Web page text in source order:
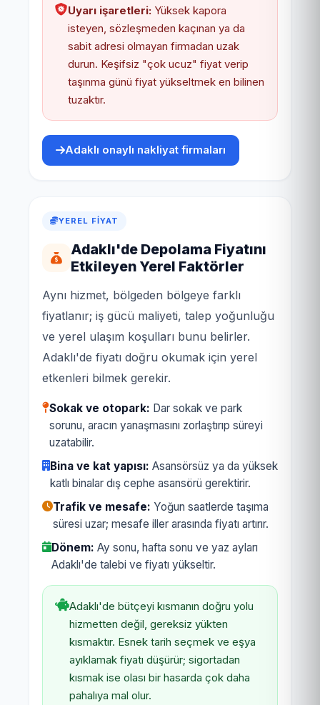
Uyarı işaretleri: Yüksek kapora
isteyen, sözleşmeden kaçınan ya da
sabit adresi olmayan firmadan uzak
durun. Keşifsiz "çok ucuz" fiyat verip
taşınma günü fiyat yükseltmek en bilinen
tuzaktır.
Adaklı onaylı nakliyat firmaları
YEREL FIYAT
Adaklı'de Depolama Fiyatını
Etkileyen Yerel Faktörler
Aynı hizmet, bölgeden bölgeye farklı
fiyatlanır; iş gücü maliyeti, talep yoğunluğu
ve yerel ulaşım koşulları bunu belirler.
Adaklı'de fiyatı doğru okumak için yerel
etkenleri bilmek gerekir.
Sokak ve otopark: Dar sokak ve park
sorunu, aracın yanaşmasını zorlaştırıp süreyi
uzatabilir.
Bina ve kat yapısı: Asansörsüz ya da yüksek
katlı binalar dış cephe asansörü gerektirir.
Trafik ve mesafe: Yoğun saatlerde taşıma
süresi uzar; mesafe iller arasında fiyatı artırır.
Dönem: Ay sonu, hafta sonu ve yaz ayları
Adaklı'de talebi ve fiyatı yükseltir.
Adaklı'de bütçeyi kısmanın doğru yolu
hizmetten değil, gereksiz yükten
kısmaktır. Esnek tarih seçmek ve eşya
ayıklamak fiyatı düşürür; sigortadan
kısmak ise olası bir hasarda çok daha
pahalıya mal olur.